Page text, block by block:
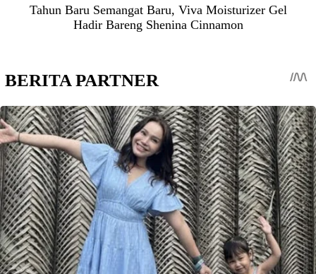
Tahun Baru Semangat Baru, Viva Moisturizer Gel
Hadir Bareng Shenina Cinnamon